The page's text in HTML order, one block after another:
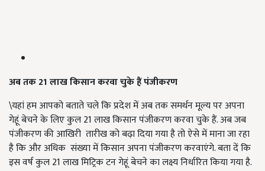
अब तक 21 लाख किसान करवा चुके हैं पंजीकरण
\यहां हम आपको बताते चले कि प्रदेश में अब तक समर्थन मूल्य पर अपना
गेहूं बेचने के लिए कुल 21 लाख किसान पंजीकरण करवा चुके हैं. अब जब
पंजीकरण की आखिरी तारीख को बढ़ा दिया गया है तो ऐसे में माना जा रहा
है कि और अधिक संख्या में किसान अपना पंजीकरण करवाएंगे. बता दें कि
इस वर्ष कुल 21 लाख मिट्रिक टन गेहूं बेचने का लक्ष्य निर्धारित किया गया है.